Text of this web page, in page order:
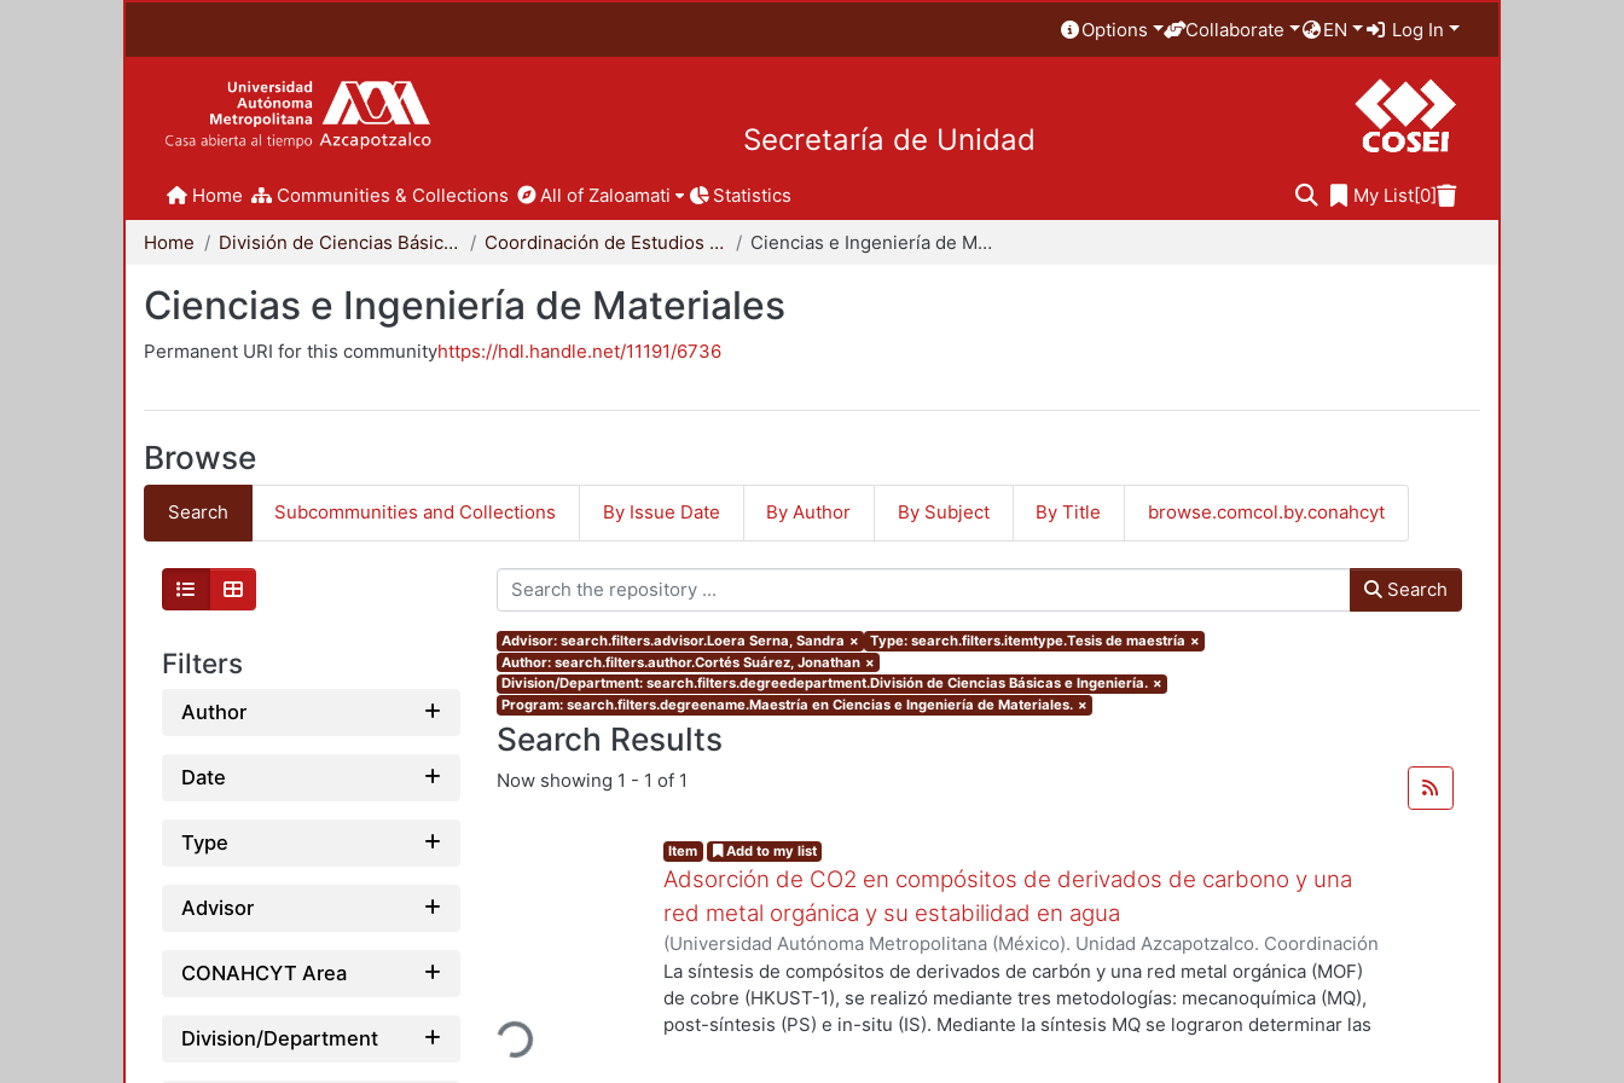
Options Collaborate EN Log In
Secretaría de Unidad
Home Communities & Collections All of Zaloamati Statistics My List[0]
Home División de Ciencias Básicas e Ingeniería Coordinación de Estudios de Posgrado - CBI Ciencias e Ingeniería de Materiales
Ciencias e Ingeniería de Materiales
Permanent URI for this communityhttps://hdl.handle.net/11191/6736
Browse
Search Subcommunities and Collections By Issue Date By Author By Subject By Title browse.comcol.by.conahcyt
Filters
Author
Date
Type
Advisor
CONAHCYT Area
Division/Department
Search
Advisor: search.filters.advisor.Loera Serna, Sandra × Type: search.filters.itemtype.Tesis de maestría ×
Author: search.filters.author.Cortés Suárez, Jonathan ×
Division/Department: search.filters.degreedepartment.División de Ciencias Básicas e Ingeniería. ×
Program: search.filters.degreename.Maestría en Ciencias e Ingeniería de Materiales. ×
Search Results
Now showing 1 - 1 of 1
Loading...
Item Add to my list
Adsorción de CO2 en compósitos de derivados de carbono y una
red metal orgánica y su estabilidad en agua
(Universidad Autónoma Metropolitana (México). Unidad Azcapotzalco. Coordinación
de Servicios de Información.,2019-06)Cortés Suárez, Jonathan
La síntesis de compósitos de derivados de carbón y una red metal orgánica (MOF)
de cobre (HKUST-1), se realizó mediante tres metodologías: mecanoquímica (MQ),
post-síntesis (PS) e in-situ (IS). Mediante la síntesis MQ se lograron determinar las